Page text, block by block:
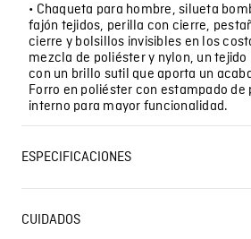
• Chaqueta para hombre, silueta
fajón tejidos, perilla con cierre,
cierre y bolsillos invisibles en los
mezcla de poliéster y nylon, un
con un brillo sutil que aporta un
Forro en poliéster con estampado de
interno para mayor funcionalidad.
ESPECIFICACIONES
OTROS: Lavar por el
máquina. OTROS: No
CUIDADOS